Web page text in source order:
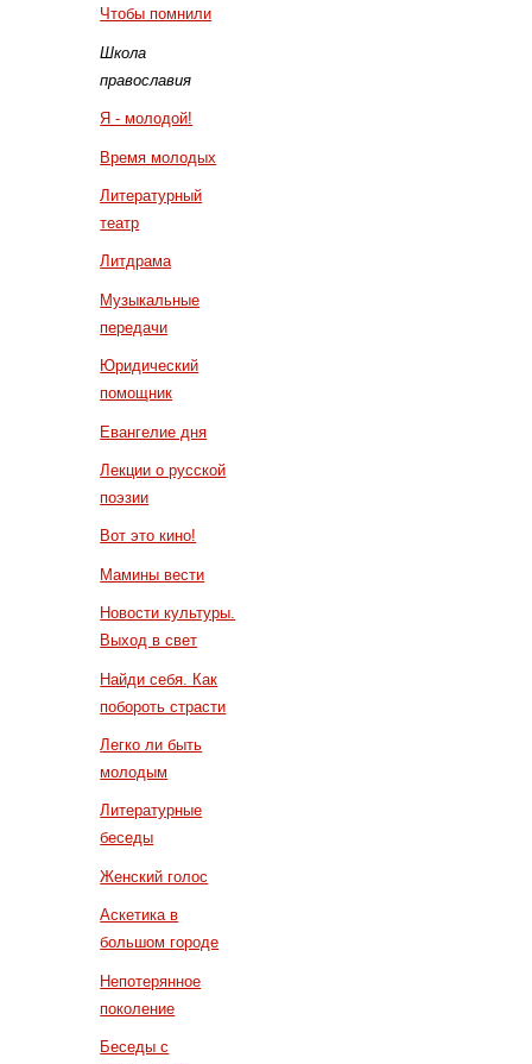
Чтобы помнили
Школа
православия
Я - молодой!
Время молодых
Литературный
театр
Литдрама
Музыкальные
передачи
Юридический
помощник
Евангелие дня
Лекции о русской
поэзии
Вот это кино!
Мамины вести
Новости культуры.
Выход в свет
Найди себя. Как
побороть страсти
Легко ли быть
молодым
Литературные
беседы
Женский голос
Аскетика в
большом городе
Непотерянное
поколение
Беседы с